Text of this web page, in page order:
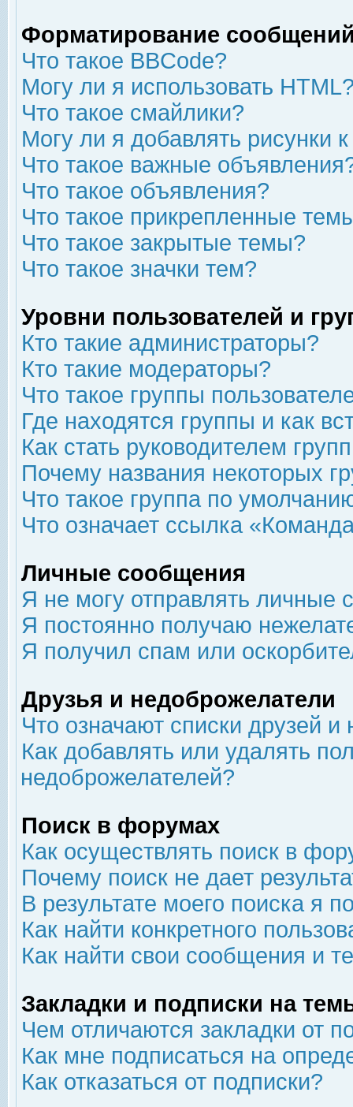
Форматирование
Что такое BBCode?
Могу ли я использовать
Что такое смайлики?
Могу ли я добавлять рисунки
Что такое важные
Что такое объявления?
Что такое прикрепленные
Что такое закрытые темы?
Что такое значки тем?
Уровни пользователей и
Кто такие администраторы?
Кто такие модераторы?
Что такое группы
Где находятся группы и как
Как стать руководителем
Почему названия некоторых
Что такое группа по
Что означает ссылка
Личные сообщения
Я не могу отправлять личные
Я постоянно получаю
Я получил спам или
Друзья и недоброжелатели
Что означают списки друзей
Как добавлять или удалять
недоброжелателей?
Поиск в форумах
Как осуществлять поиск в
Почему поиск не дает
В результате моего поиска я
Как найти конкретного
Как найти свои сообщения и
Закладки и подписки на
Чем отличаются закладки от
Как мне подписаться на
Как отказаться от подписки?